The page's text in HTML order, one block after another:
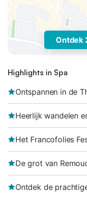
Ontdek
Highlights in Spa
Ontspannen in de
Heerlijk wandelen
Het Francofolies
De grot van
Ontdek de